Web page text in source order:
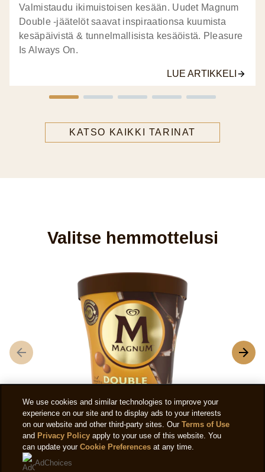
Valmistaudu ikimuistoisen kesään. Uudet Magnum
Double -jäätelöt saavat inspiraationsa kuumista
kesäpäivistä & tunnelmallisista kesäöistä. Pleasure
Is Always On.
LUE ARTIKKELI
KATSO KAIKKI TARINAT
Valitse hemmottelusi
Magnum Pint Double Salted Caramel
We use cookies and similar technologies to improve your
experience on our site and to display ads to your interests
on our website and other third-party sites. OurTerms of Use
and Privacy Policy apply to your use of this website. You
can update yourCookie Preferences at any time.
AdChoices